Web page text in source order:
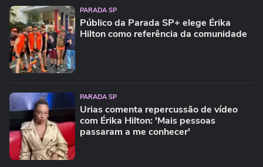
PARADA SP
Público da Parada SP+ elege Érika
Hilton como referência da comunidade
PARADA SP
Urias comenta repercussão de vídeo
com Érika Hilton: 'Mais pessoas
passaram a me conhecer'